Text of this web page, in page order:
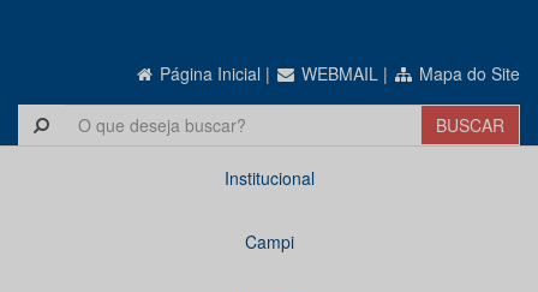
Página Inicial | WEBMAIL | Mapa do Site
Institucional
Campi